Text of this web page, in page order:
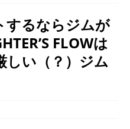
するならジムが
FLOWは
しい（？）ジム